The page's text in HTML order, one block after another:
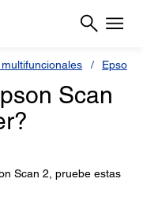
Epson L
Scan
Scan 2, pruebe estas